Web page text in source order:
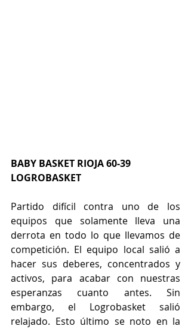
BABY BASKET RIOJA 60-39
LOGROBASKET
Partido difícil contra uno de los
equipos que solamente lleva una
derrota en todo lo que llevamos de
competición. El equipo local salió a
hacer sus deberes, concentrados y
activos, para acabar con nuestras
esperanzas cuanto antes. Sin
embargo, el Logrobasket salió
relajado. Esto último se noto en la